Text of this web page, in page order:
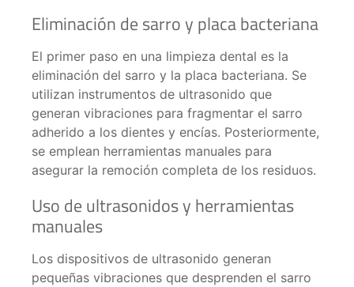
Eliminación de sarro y placa bacteriana
El primer paso en una limpieza dental es la
eliminación del sarro y la placa bacteriana. Se
utilizan instrumentos de ultrasonido que
generan vibraciones para fragmentar el sarro
adherido a los dientes y encías. Posteriormente,
se emplean herramientas manuales para
asegurar la remoción completa de los residuos.
Uso de ultrasonidos y herramientas
manuales
Los dispositivos de ultrasonido generan
pequeñas vibraciones que desprenden el sarro